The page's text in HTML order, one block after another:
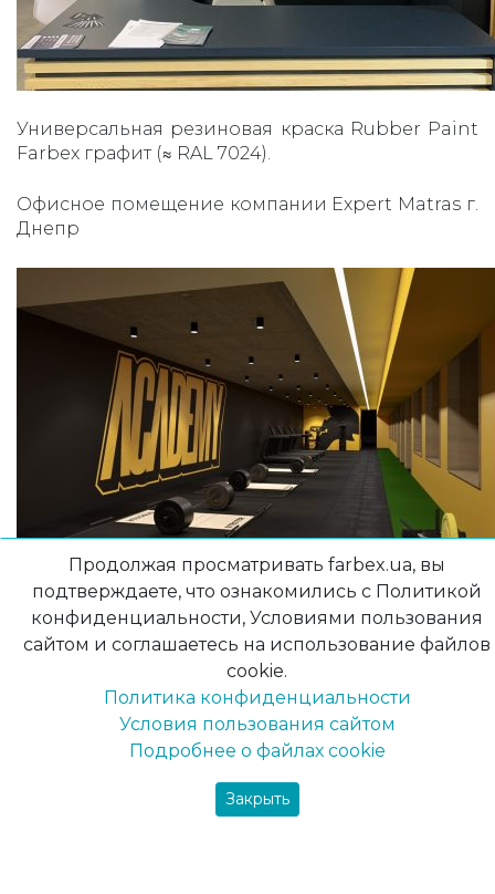
Универсальная резиновая краска Rubber Paint
Farbex графит (≈ RAL 7024).
Офисное помещение компании Expert Matras г.
Днепр
Универсальная резиновая краска Rubber Paint
Farbex черный (≈ RAL 9004) и желтый (≈ RAL
Академия бокса г. Киев.
Продолжая просматривать farbex.ua, вы
подтверждаете, что ознакомились с Политикой
конфиденциальности, Условиями пользования
сайтом и соглашаетесь на использование файлов
cookie.
Политика конфиденциальности
Условия пользования сайтом
Подробнее о файлах cookie
Закрыть